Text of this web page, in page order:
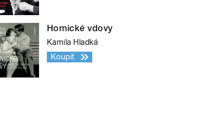
Hornické vdovy
Kamila Hladká
Koupit